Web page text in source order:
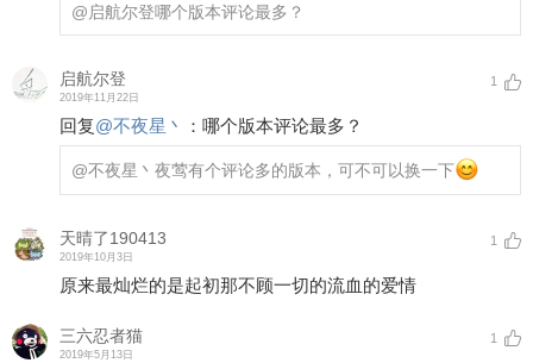
@启航尔登哪个版本评论最多？
启航尔登
2019年11月22日
1
回复@不夜星丶 ： 哪个版本评论最多？
@不夜星丶 夜莺有个评论多的版本，可不可以换一下
天晴了190413
2019年10月3日
1
原来最灿烂的是起初那不顾一切的流血的爱情
三六忍者猫
2019年5月13日
1